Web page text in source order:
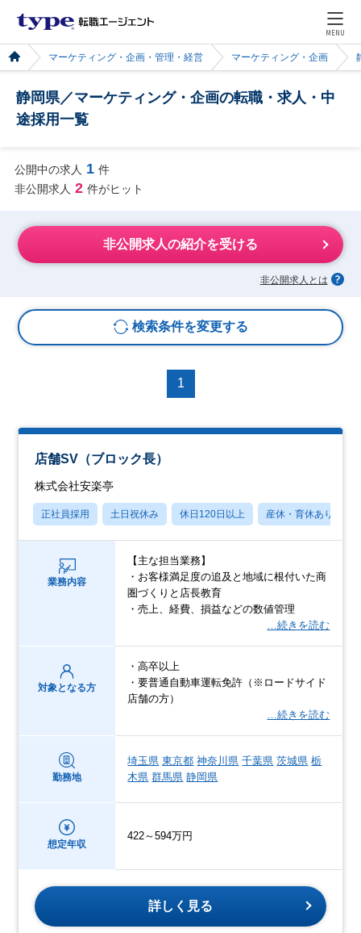
MENU
マーケティング・企画・管理・経営 マーケティング・企画
静岡県／マーケティング・企画の転職・求人・中
途採用一覧
公開中の求人 1 件
非公開求人 2 件がヒット
非公開求人の紹介を受ける
非公開求人とは
検索条件を変更する
1
店舗SV（ブロック長）
株式会社安楽亭
正社員採用 土日祝休み 休日120日以上 産休・育休あり
業務内容
【主な担当業務】
・お客様満足度の追及と地域に根付いた商
圏づくりと店長教育
・売上、経費、損益などの数値管理
…続きを読む
対象となる方
・高卒以上
・要普通自動車運転免許（※ロードサイド
店舗の方）
…続きを読む
勤務地
埼玉県 東京都 神奈川県 千葉県 茨城県 栃
木県 群馬県 静岡県
想定年収
422～594万円
詳しく見る